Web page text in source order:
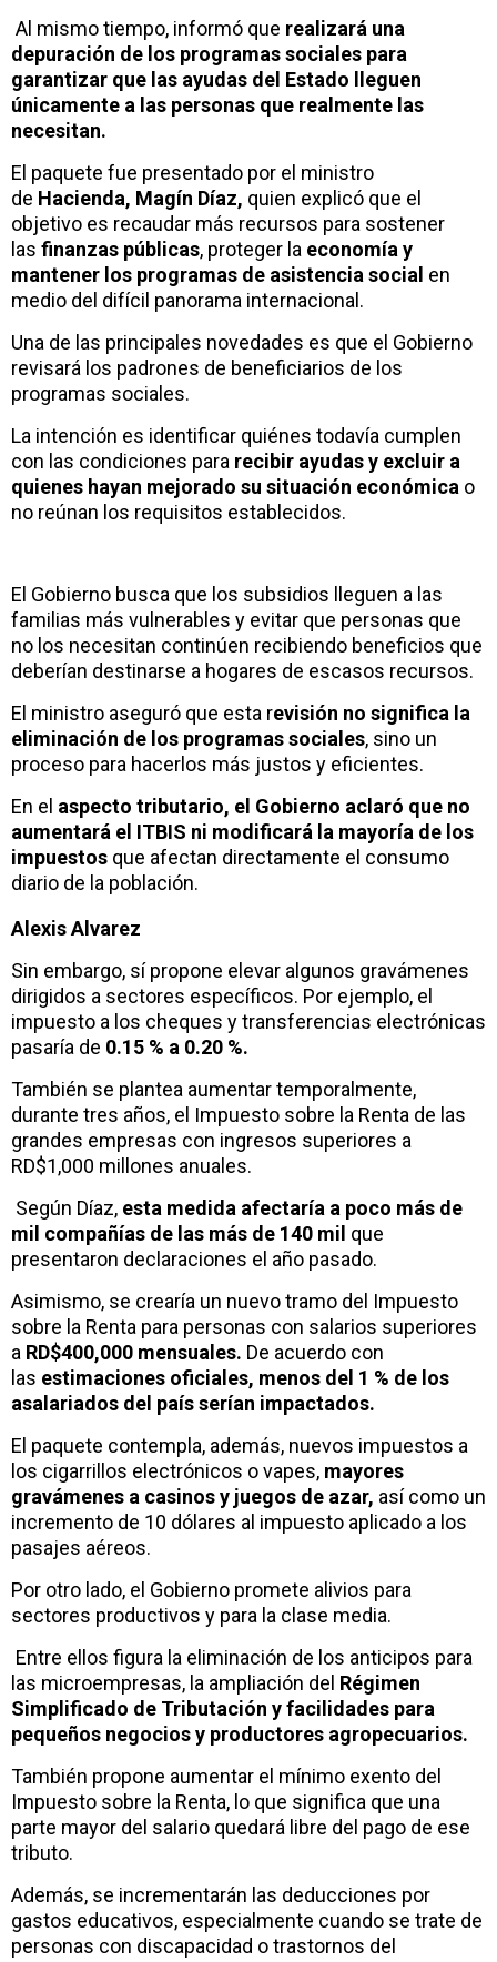
Al mismo tiempo, informó que realizará una
depuración de los programas sociales para
garantizar que las ayudas del Estado lleguen
únicamente a las personas que realmente las
necesitan.
El paquete fue presentado por el ministro
de Hacienda, Magín Díaz, quien explicó que el
objetivo es recaudar más recursos para sostener
las finanzas públicas, proteger la economía y
mantener los programas de asistencia social en
medio del difícil panorama internacional.
Una de las principales novedades es que el Gobierno
revisará los padrones de beneficiarios de los
programas sociales.
La intención es identificar quiénes todavía cumplen
con las condiciones para recibir ayudas y excluir a
quienes hayan mejorado su situación económica o
no reúnan los requisitos establecidos.
El Gobierno busca que los subsidios lleguen a las
familias más vulnerables y evitar que personas que
no los necesitan continúen recibiendo beneficios que
deberían destinarse a hogares de escasos recursos.
El ministro aseguró que esta revisión no significa la
eliminación de los programas sociales, sino un
proceso para hacerlos más justos y eficientes.
En el aspecto tributario, el Gobierno aclaró que no
aumentará el ITBIS ni modificará la mayoría de los
impuestos que afectan directamente el consumo
diario de la población.
Alexis Alvarez
Sin embargo, sí propone elevar algunos gravámenes
dirigidos a sectores específicos. Por ejemplo, el
impuesto a los cheques y transferencias electrónicas
pasaría de 0.15 % a 0.20 %.
También se plantea aumentar temporalmente,
durante tres años, el Impuesto sobre la Renta de las
grandes empresas con ingresos superiores a
RD$1,000 millones anuales.
Según Díaz, esta medida afectaría a poco más de
mil compañías de las más de 140 mil que
presentaron declaraciones el año pasado.
Asimismo, se crearía un nuevo tramo del Impuesto
sobre la Renta para personas con salarios superiores
a RD$400,000 mensuales. De acuerdo con
las estimaciones oficiales, menos del 1 % de los
asalariados del país serían impactados.
El paquete contempla, además, nuevos impuestos a
los cigarrillos electrónicos o vapes, mayores
gravámenes a casinos y juegos de azar, así como un
incremento de 10 dólares al impuesto aplicado a los
pasajes aéreos.
Por otro lado, el Gobierno promete alivios para
sectores productivos y para la clase media.
Entre ellos figura la eliminación de los anticipos para
las microempresas, la ampliación del Régimen
Simplificado de Tributación y facilidades para
pequeños negocios y productores agropecuarios.
También propone aumentar el mínimo exento del
Impuesto sobre la Renta, lo que significa que una
parte mayor del salario quedará libre del pago de ese
tributo.
Además, se incrementarán las deducciones por
gastos educativos, especialmente cuando se trate de
personas con discapacidad o trastornos del